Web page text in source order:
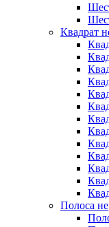
Квадрат
Полоса